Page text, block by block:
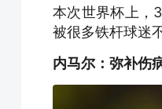
本次世界杯上，
被很多铁杆球迷
内马尔：弥补伤